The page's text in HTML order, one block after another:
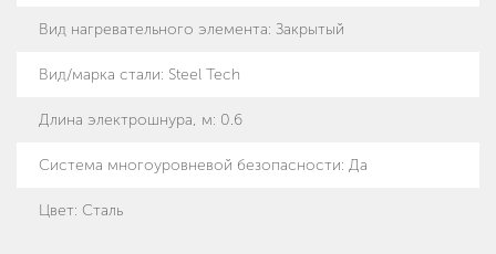
Вид нагревательного элемента: Закрытый
Вид/марка стали: Steel Tech
Длина электрошнура, м: 0.6
Система многоуровневой безопасности: Да
Цвет: Сталь